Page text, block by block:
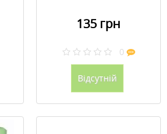
135 грн
0
Відсутній